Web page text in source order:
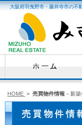
大阪府羽曳野市・藤井寺市の不
HOME > 売買物件情報 －新